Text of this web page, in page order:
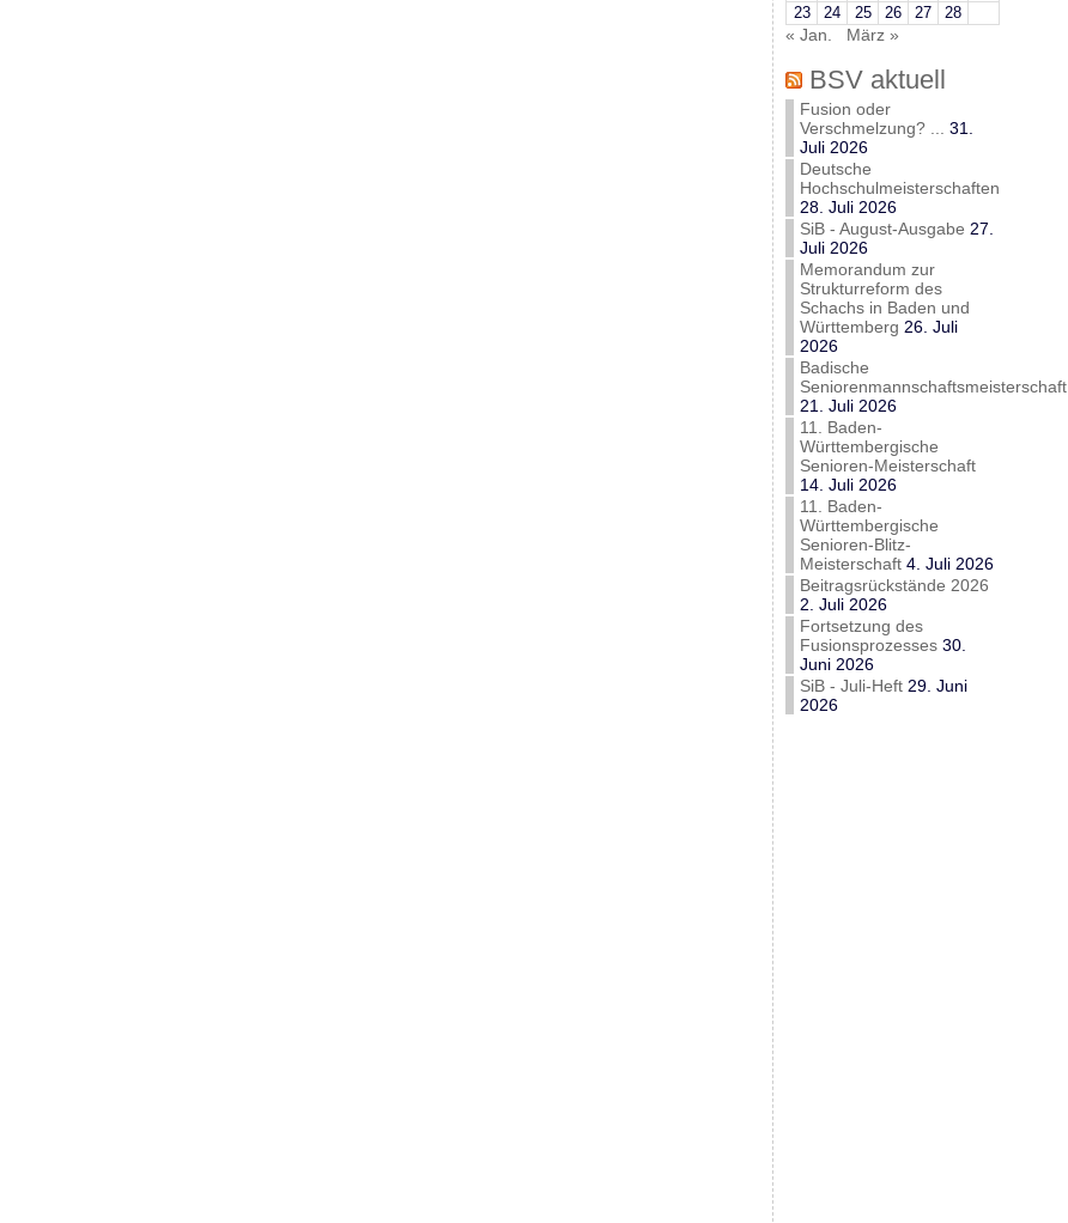
23
24 25 26 27 28
« Jan. März »
BSV aktuell
Fusion oder
Verschmelzung? ...
31.
Juli 2026
Deutsche
Hochschulmeisterschaften
28. Juli 2026
SiB - August-Ausgabe 27.
Juli 2026
Memorandum zur
Strukturreform des
Schachs in Baden und
Württemberg 26. Juli
2026
Badische
Seniorenmannschaftsmeisterschaft
21. Juli 2026
11. Baden-
Württembergische
Senioren-Meisterschaft
14. Juli 2026
11. Baden-
Württembergische
Senioren-Blitz-
Meisterschaft 4. Juli 2026
Beitragsrückstände 2026
2. Juli 2026
Fortsetzung des
Fusionsprozesses 30.
Juni 2026
SiB - Juli-Heft 29. Juni
2026